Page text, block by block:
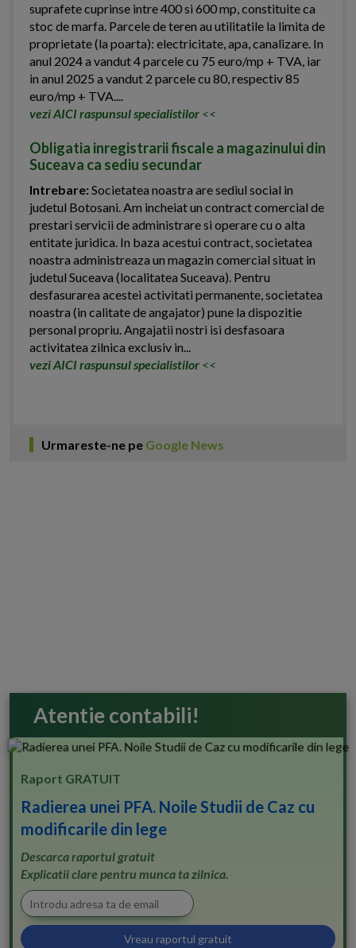
suprafete cuprinse intre 400 si 600 mp, constituite ca
stoc de marfa. Parcele de teren au utilitatile la limita de
proprietate (la poarta): electricitate, apa, canalizare. In
anul 2024 a vandut 4 parcele cu 75 euro/mp + TVA, iar
in anul 2025 a vandut 2 parcele cu 80, respectiv 85
euro/mp + TVA....
vezi AICI raspunsul specialistilor <<
Obligatia inregistrarii fiscale a magazinului din
Suceava ca sediu secundar
Intrebare:Societatea noastra are sediul social in
judetul Botosani. Am incheiat un contract comercial de
prestari servicii de administrare si operare cu o alta
entitate juridica. In baza acestui contract, societatea
noastra administreaza un magazin comercial situat in
judetul Suceava (localitatea Suceava). Pentru
desfasurarea acestei activitati permanente, societatea
noastra (in calitate de angajator) pune la dispozitie
personal propriu. Angajatii nostri isi desfasoara
activitatea zilnica exclusiv in...
vezi AICI raspunsul specialistilor <<
Urmareste-ne pe Google News
Atentie contabili!
Raport GRATUIT
Radierea unei PFA. Noile Studii de Caz cu
modificarile din lege
Descarca raportul gratuit
Explicatii clare pentru munca ta zilnica.